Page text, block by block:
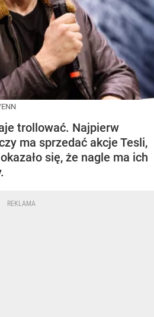
trollować. Najpierw
ma sprzedać akcje Tesli,
się, że nagle ma ich